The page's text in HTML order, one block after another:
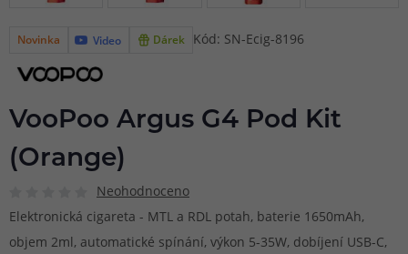
Novinka Video Dárek Kód: SN-Ecig-8196
VooPoo Argus G4 Pod Kit
(Orange)
Neohodnoceno
Elektronická cigareta - MTL a RDL potah, baterie 1650mAh,
objem 2ml, automatické spínání, výkon 5-35W, dobíjení USB-C,